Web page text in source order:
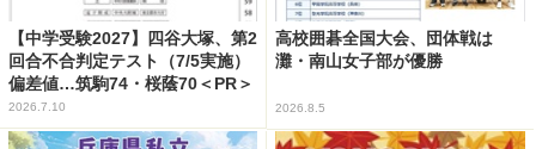
【中学受験2027】四谷大塚、第2
回合不合判定テスト（7/5実施）
偏差値…筑駒74・桜蔭70＜PR＞
2026.7.10
高校囲碁全国大会、団体戦は
灘・南山女子部が優勝
2026.8.5